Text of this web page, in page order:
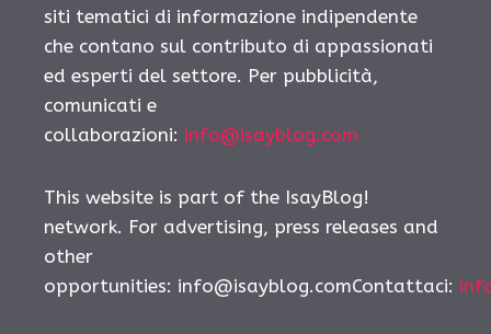
siti tematici di informazione indipendente
che contano sul contributo di appassionati
ed esperti del settore. Per pubblicità,
comunicati e
collaborazioni: info@isayblog.com
This website is part of the IsayBlog!
network. For advertising, press releases and
other
opportunities: info@isayblog.comContattaci: